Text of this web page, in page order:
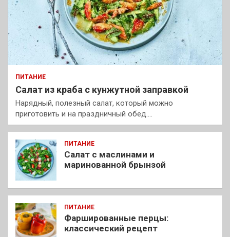
ПИТАНИЕ
Салат из краба с кунжутной заправкой
Нарядный, полезный салат, который можно
приготовить и на праздничный обед.…
ПИТАНИЕ
Салат с маслинами и
маринованной брынзой
ПИТАНИЕ
Фаршированные перцы:
классический рецепт